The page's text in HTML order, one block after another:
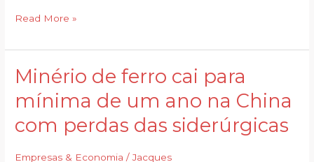
Read More »
Minério de ferro cai para
mínima de um ano na China
com perdas das siderúrgicas
Empresas & Economia /Jacques
Minério
ferro
cai
mínima